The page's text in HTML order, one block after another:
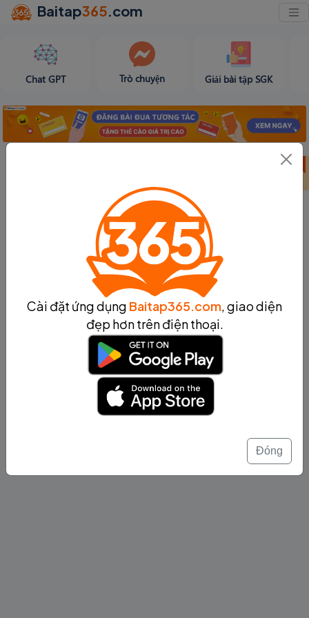
Baitap365.com
Chat GPT Trò chuyện Giải bài tập SGK
Bảng thành tích
Cài đặt ứng dụng Baitap365.com, giao diện
đẹp hơn trên điện thoại.
Đóng